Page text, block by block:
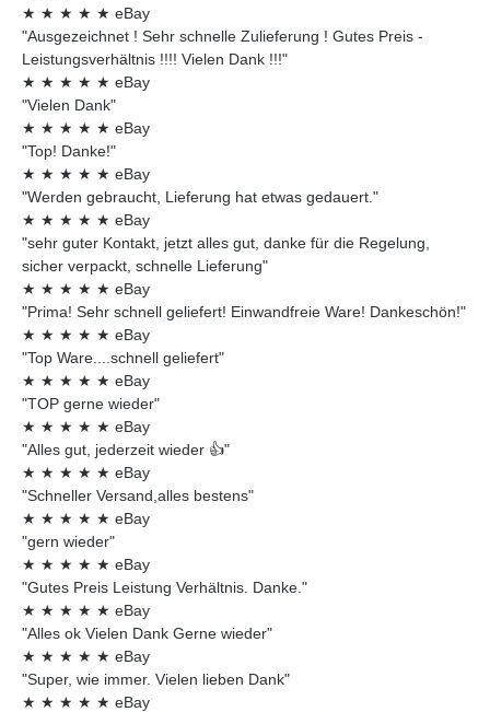
★ ★ ★ ★ ★ eBay
"Ausgezeichnet ! Sehr schnelle Zulieferung ! Gutes Preis -
Leistungsverhältnis !!!! Vielen Dank !!!"
★ ★ ★ ★ ★ eBay
"Vielen Dank"
★ ★ ★ ★ ★ eBay
"Top! Danke!"
★ ★ ★ ★ ★ eBay
"Werden gebraucht, Lieferung hat etwas gedauert."
★ ★ ★ ★ ★ eBay
"sehr guter Kontakt, jetzt alles gut, danke für die Regelung,
sicher verpackt, schnelle Lieferung"
★ ★ ★ ★ ★ eBay
"Prima! Sehr schnell geliefert! Einwandfreie Ware! Dankeschön!"
★ ★ ★ ★ ★ eBay
"Top Ware....schnell geliefert"
★ ★ ★ ★ ★ eBay
"TOP gerne wieder"
★ ★ ★ ★ ★ eBay
"Alles gut, jederzeit wieder 👍"
★ ★ ★ ★ ★ eBay
"Schneller Versand,alles bestens"
★ ★ ★ ★ ★ eBay
"gern wieder"
★ ★ ★ ★ ★ eBay
"Gutes Preis Leistung Verhältnis. Danke."
★ ★ ★ ★ ★ eBay
"Alles ok Vielen Dank Gerne wieder"
★ ★ ★ ★ ★ eBay
"Super, wie immer. Vielen lieben Dank"
★ ★ ★ ★ ★ eBay